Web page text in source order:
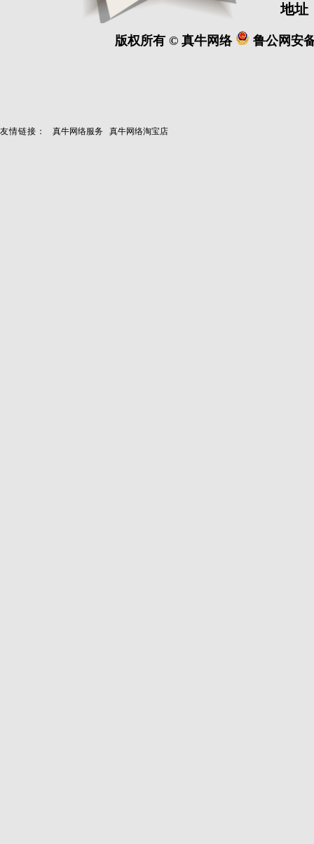
地址
版权所有 © 真牛网络 鲁公网安
友情链接： 真牛网络服务 真牛网络淘宝店